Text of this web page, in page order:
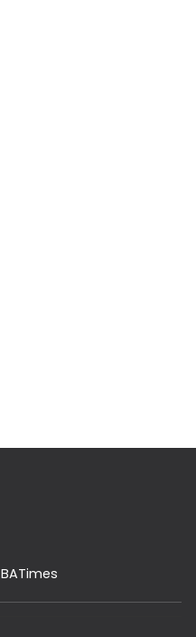
BATimes